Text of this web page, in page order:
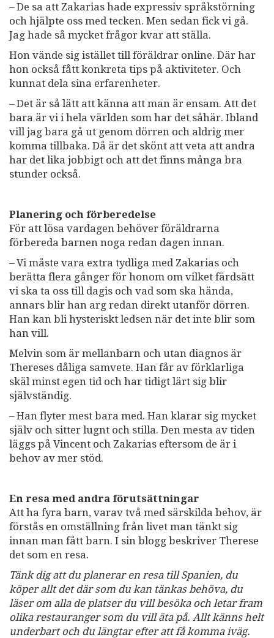
– De sa att Zakarias hade expressiv språkstörning
och hjälpte oss med tecken. Men sedan fick vi gå.
Jag hade så mycket frågor kvar att ställa.
Hon vände sig istället till föräldrar online. Där har
hon också fått konkreta tips på aktiviteter. Och
kunnat dela sina erfarenheter.
– Det är så lätt att känna att man är ensam. Att det
bara är vi i hela världen som har det såhär. Ibland
vill jag bara gå ut genom dörren och aldrig mer
komma tillbaka. Då är det skönt att veta att andra
har det lika jobbigt och att det finns många bra
stunder också.
Planering och förberedelse
För att lösa vardagen behöver föräldrarna
förbereda barnen noga redan dagen innan.
– Vi måste vara extra tydliga med Zakarias och
berätta flera gånger för honom om vilket färdsätt
vi ska ta oss till dagis och vad som ska hända,
annars blir han arg redan direkt utanför dörren.
Han kan bli hysteriskt ledsen när det inte blir som
han vill.
Melvin som är mellanbarn och utan diagnos är
Thereses dåliga samvete. Han får av förklarliga
skäl minst egen tid och har tidigt lärt sig blir
självständig.
– Han flyter mest bara med. Han klarar sig mycket
själv och sitter lugnt och stilla. Den mesta av tiden
läggs på Vincent och Zakarias eftersom de är i
behov av mer stöd.
En resa med andra förutsättningar
Att ha fyra barn, varav två med särskilda behov, är
förstås en omställning från livet man tänkt sig
innan man fått barn. I sin blogg beskriver Therese
det som en resa.
Tänk dig att du planerar en resa till Spanien, du
köper allt det där som du kan tänkas behöva, du
läser om alla de platser du vill besöka och letar fram
olika restauranger som du vill äta på. Allt känns helt
underbart och du längtar efter att få komma iväg.